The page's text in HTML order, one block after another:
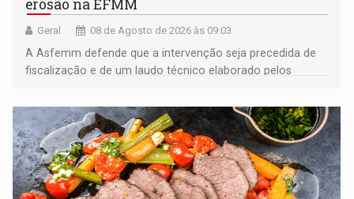
erosão na EFMM
Geral 08 de Agosto de 2026 às 09:03
A Asfemm defende que a intervenção seja precedida de
fiscalização e de um laudo técnico elaborado pelos